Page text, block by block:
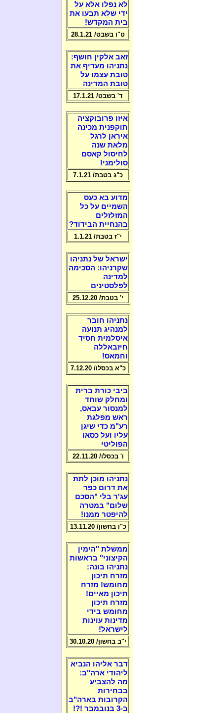
לא נפלו אלא על
ידי שלא תבעו את
בית המקדש!
ט"ו בשבט/ 28.1.21
זאב אלקין חושף:
נתניהו מעדיף את
טובת עצמו על
טובת המדינה
ד' בשבט/ 17.1.21
איזו פרובוקציה
תוקפנית מכינה
איראן לרגל
מלאת שנה
לחיסול קאסם
סולימני!
כ"ג בטבת/ 7.1.21
מדוע בא כעס
השמיים על כל
המזלזלים
בהנחיית הבידוד?
י"ז בטבת/ 1.1.21
ישראל של נתניהו
שקרניהו: הסכימה
למדינה
לפלסטינים
י' בטבת/ 25.12.20
נתניהו חובר
למנהיג תנועה
איסלמית חסיד
חיזבאללה
וחמאס!
כ"א בכסלו/ 7.12.20
ביבי כורת ברית
ומחלק שוחד
למנסור עבאס,
ראש מפלגת
רע"מ כדי שיגן
עליו ועל כסאו
הפוליטי
ו' בכסלו/ 22.11.20
נתניהו מוכן לתת
את דרום כפר
עג'ר בלי "הסכם
שלום" במטרה
להיפטר ממנו!
כ"ו בחשון/ 13.11.20
ממשלת "הימין
הקיצוני" בראשות
נתניהו בונה:
מזרח תיכון
מחומש! מזרח
תיכון מאיים!
מזרח תיכון
מחומש בידי
מדינות עוינות
לישראל!
י"ב בחשון/ 30.10.20
דבר אליהו הנביא
ליהודי ארה"ב:
מה להצביע
בבחירות
הקרובות בארה"ב
ב-3 בנובמבר !?!